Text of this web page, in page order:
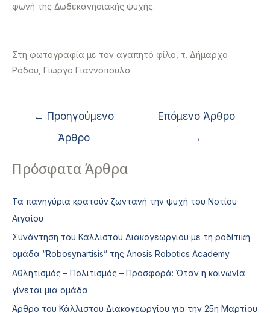
φωνή της Δωδεκανησιακής ψυχής.
Στη φωτογραφία με τον αγαπητό φίλο, τ. Δήμαρχο
Ρόδου, Γιώργο Γιαννόπουλο.
← Προηγούμενο
Άρθρο
Επόμενο Άρθρο
→
Πρόσφατα Άρθρα
Τα πανηγύρια κρατούν ζωντανή την ψυχή του Νοτίου
Αιγαίου
Συνάντηση του Κάλλιστου Διακογεωργίου με τη ροδίτικη
ομάδα “Robosynartisis” της Anosis Robotics Academy
Αθλητισμός – Πολιτισμός – Προσφορά: Όταν η κοινωνία
γίνεται μια ομάδα
Άρθρο του Κάλλιστου Διακογεωργίου για την 25η Μαρτίου